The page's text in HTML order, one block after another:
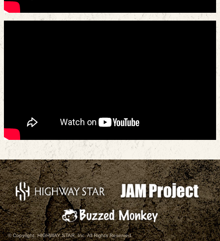
© Copyright, HIGHWAY STAR, Inc. All Rights Reserved.